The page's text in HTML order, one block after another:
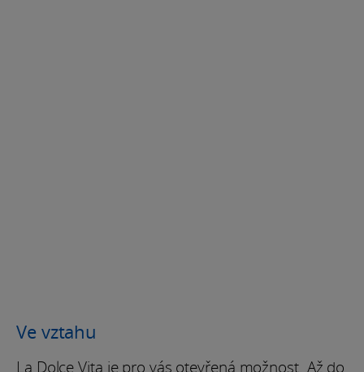
Ve vztahu
La Dolce Vita je pro vás otevřená možnost. Až do